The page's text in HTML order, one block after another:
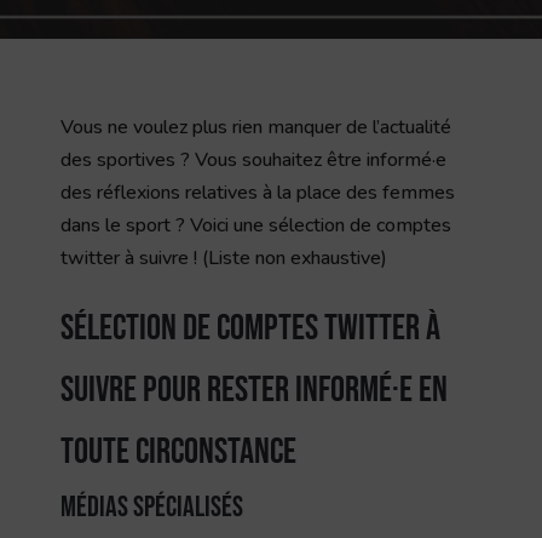
Vous ne voulez plus rien manquer de l’actualité
des sportives ? Vous souhaitez être informé·e
des réflexions relatives à la place des femmes
dans le sport ? Voici une sélection de comptes
twitter à suivre ! (Liste non exhaustive)
Sélection de comptes twitter à
suivre pour rester informé·e en
toute circonstance
Médias spécialisés